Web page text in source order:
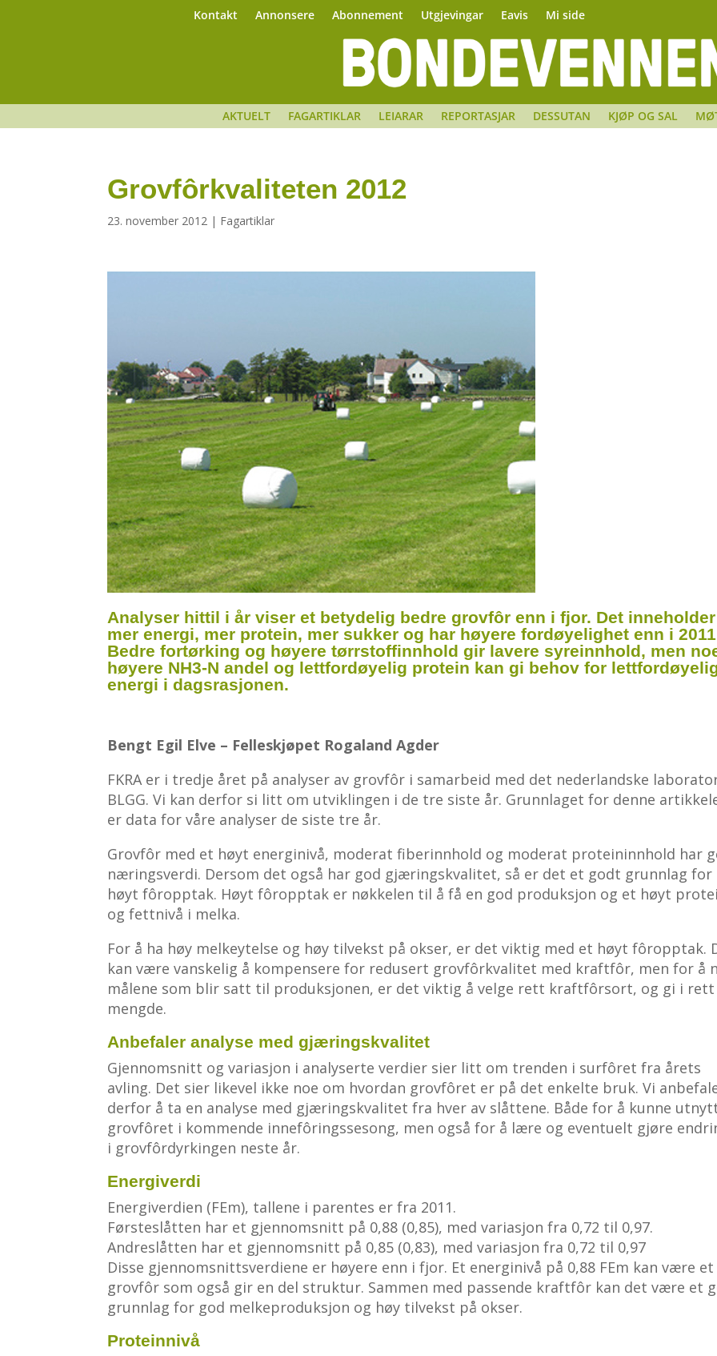
Kontakt Annonsere Abonnement Utgjevingar Eavis Mi side
AKTUELT FAGARTIKLAR LEIARAR REPORTASJAR DESSUTAN KJØP OG SAL
Grovfôrkvaliteten 2012
23. november 2012 | Fagartiklar
Analyser hittil i år viser et betydelig bedre grovfôr enn i fjor. Det inneholder
mer energi, mer protein, mer sukker og har høyere fordøyelighet enn i
Bedre fortørking og høyere tørr­stoff­innhold gir lavere syreinnhold, men
høyere NH3-N andel og lettfordøyelig protein kan gi behov for
energi i dagsrasjonen.
Bengt Egil Elve – Felleskjøpet Rogaland Agder
FKRA er i tredje året på analyser av grovfôr i samarbeid med det nederlandske
BLGG. Vi kan derfor si litt om utviklingen i de tre siste år. Grunnlaget for denne
er data for våre analyser de siste tre år.
Grovfôr med et høyt energinivå, moderat fiberinnhold og moderat proteininnhold har
næringsverdi. Dersom det også har god gjæringskvalitet, så er det et godt grunnlag for
høyt fôropptak. Høyt fôropptak er nøkkelen til å få en god produksjon og et høyt
og fettnivå i melka.
For å ha høy melkeytelse og høy tilvekst på okser, er det viktig med et høyt fôropptak.
kan være vanskelig å kompensere for redusert grovfôrkvalitet med kraftfôr, men for å
målene som blir satt til produksjonen, er det viktig å velge rett kraftfôrsort, og gi i rett
mengde.
Anbefaler analyse med gjæringskvalitet
Gjennomsnitt og variasjon i analyserte verdier sier litt om trenden i surfôret fra årets
avling. Det sier likevel ikke noe om hvordan grovfôret er på det enkelte bruk. Vi
derfor å ta en analyse med gjæringskvalitet fra hver av slåttene. Både for å kunne
grovfôret i kommende innefôringssesong, men også for å lære og eventuelt gjøre
i grovfôrdyrkingen neste år.
Energiverdi
Energiverdien (FEm), tallene i parentes er fra 2011.
Førsteslåtten har et gjennomsnitt på 0,88 (0,85), med variasjon fra 0,72 til 0,97.
Andreslåtten har et gjennomsnitt på 0,85 (0,83), med variasjon fra 0,72 til 0,97
Disse gjennomsnittsverdiene er høyere enn i fjor. Et energinivå på 0,88 FEm kan være et
grovfôr som også gir en del struktur. Sammen med passende kraftfôr kan det være et
grunnlag for god melkeproduksjon og høy tilvekst på okser.
Proteinnivå